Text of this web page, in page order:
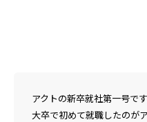
アクトの新卒就社第一号です
大卒で初めて就職したのが